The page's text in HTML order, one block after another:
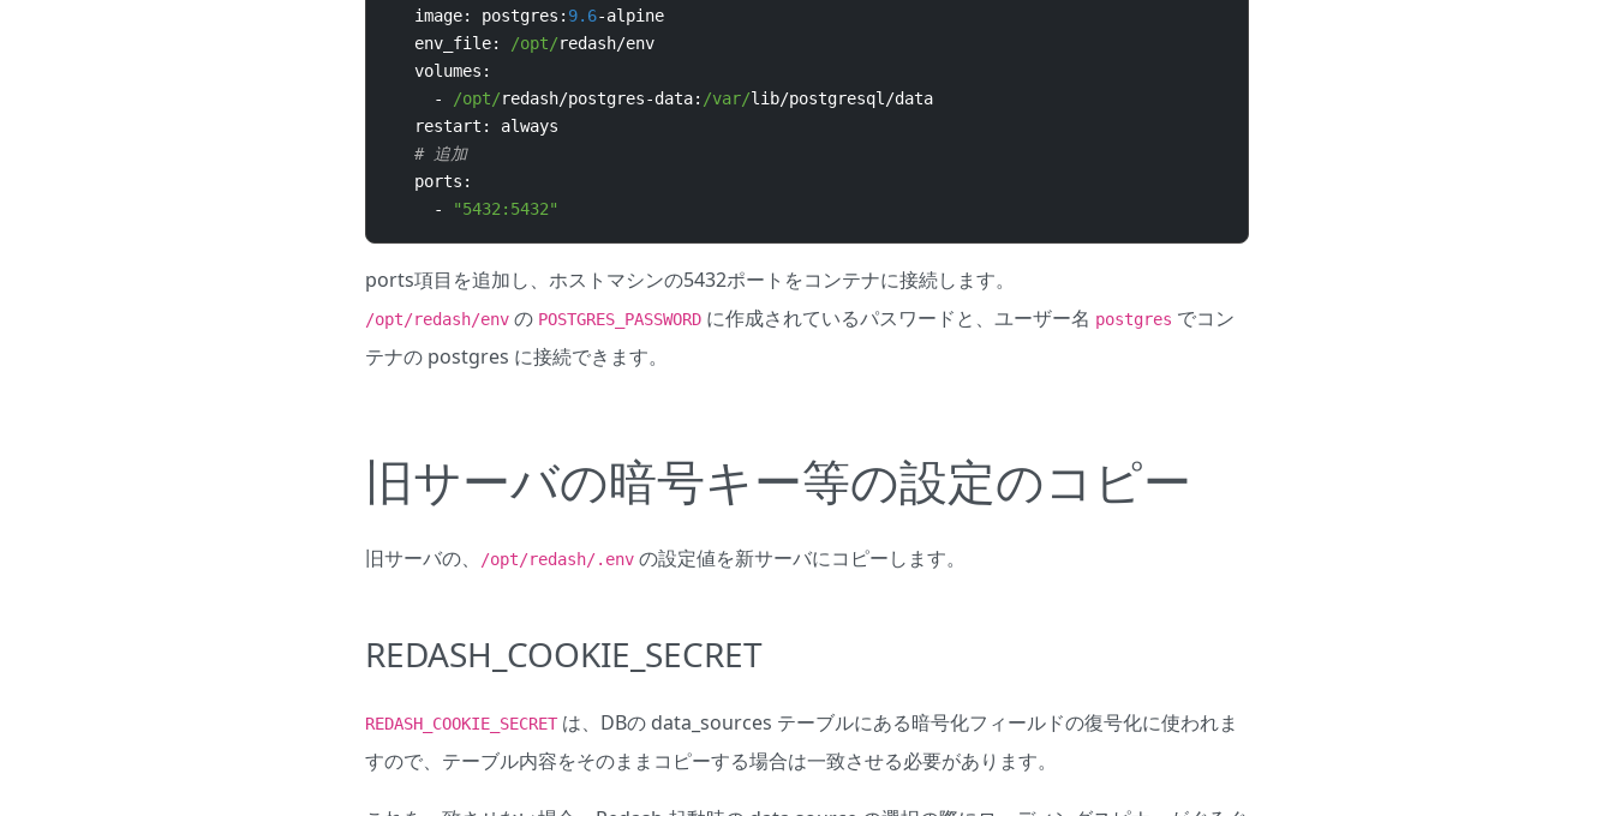
   image
: postgres : 9.6-alpine
   env_file
: /opt/redash/env
   volumes
:
-
/opt/redash/postgres-data: /var/lib/postgresql/data
   restart
:
always
# 追加
   ports
:
-
"5432:5432"
ports項目を追加し、ホストマシンの5432ポートをコンテナに接続します。
/opt/redash/env の POSTGRES_PASSWORD に作成されているパスワードと、ユーザー名 postgres でコン
テナの postgres に接続できます。
旧サーバの暗号キー等の設定のコピー
旧サーバの、 /opt/redash/.env の設定値を新サーバにコピーします。
REDASH_COOKIE_SECRET
REDASH_COOKIE_SECRET は、DBの data_sources テーブルにある暗号化フィールドの復号化に使われま
すので、テーブル内容をそのままコピーする場合は一致させる必要があります。